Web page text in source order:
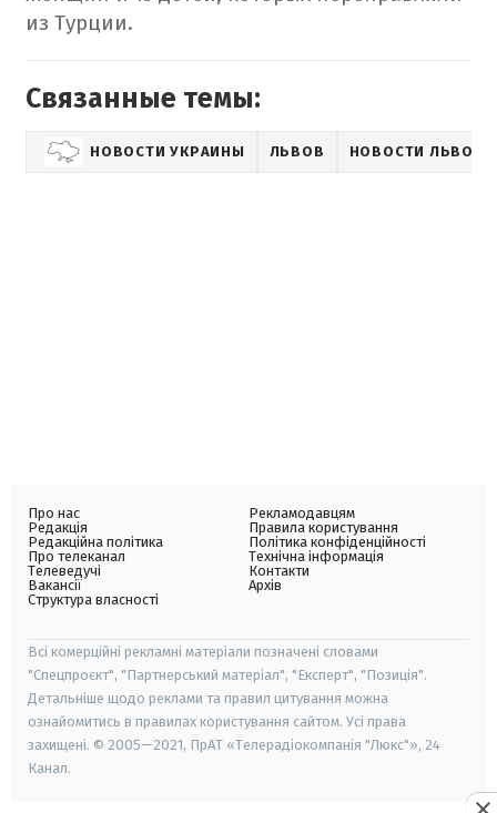
из Турции.
Связанные темы:
НОВОСТИ УКРАИНЫ ЛЬВОВ НОВОСТИ ЛЬВОВА
Про нас
Редакція
Редакційна політика
Про телеканал
Телеведучі
Вакансії
Структура власності
Рекламодавцям
Правила користування
Політика конфіденційності
Технічна інформація
Контакти
Архів
Всі комерційні рекламні матеріали позначені словами
"Спецпроєкт", "Партнерський матеріал", "Експерт", "Позиція".
Детальніше щодо реклами та правил цитування можна
ознайомитись в правилах користування сайтом. Усі права
захищені. © 2005—2021, ПрАТ «Телерадіокомпанія "Люкс"», 24
Канал.